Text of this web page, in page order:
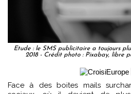
Etude : le SMS publicitaire a toujours
2018 - Crédit photo : Pixabay, libre
Face à des boites mails surchargées et des réseaux